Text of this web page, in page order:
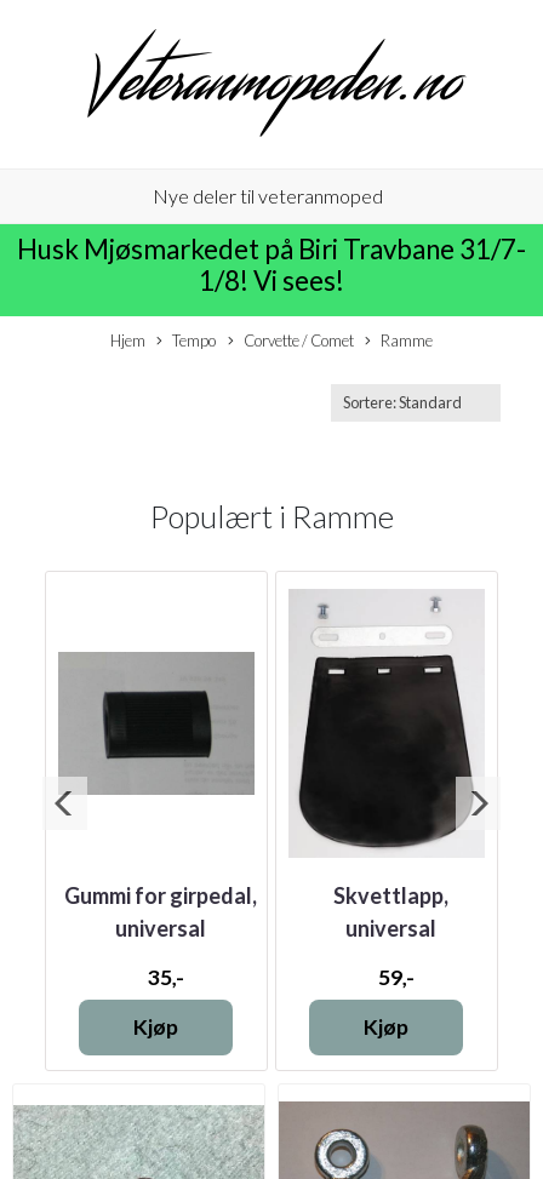
Nye deler til veteranmoped
Husk Mjøsmarkedet på Biri Travbane 31/7-
1/8! Vi sees!
Hjem Tempo Corvette / Comet Ramme
Populært i Ramme
Gummi for girpedal,
universal
35,-
Kjøp
Skvettlapp,
universal
59,-
Kjøp